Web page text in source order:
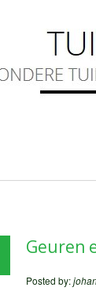
Geuren
Posted by: